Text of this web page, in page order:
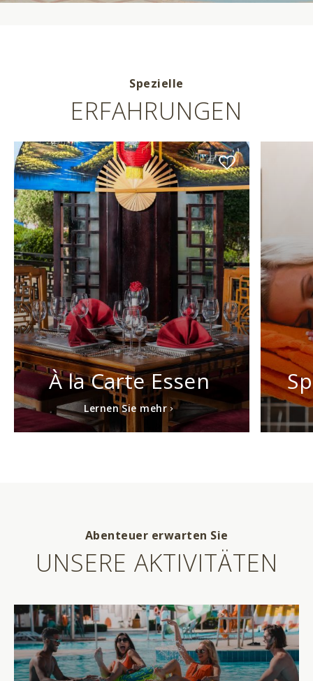
Spezielle
ERFAHRUNGEN
À la Carte Essen
Lernen Sie mehr
Abenteuer erwarten Sie
UNSERE AKTIVITÄTEN